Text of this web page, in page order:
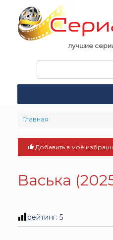
content
лучшие
поиска:
Главная
Добавить в моё
Васька
рейтинг: 5